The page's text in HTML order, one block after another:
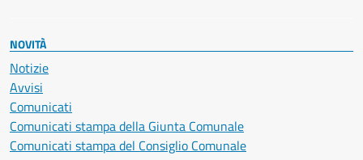
NOVITÀ
Notizie
Avvisi
Comunicati
Comunicati stampa della Giunta Comunale
Comunicati stampa del Consiglio Comunale